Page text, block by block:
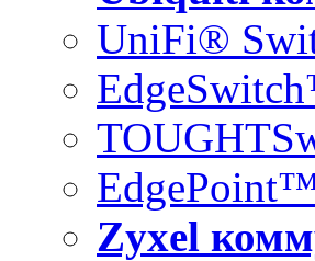
UniFi®
Zyxel